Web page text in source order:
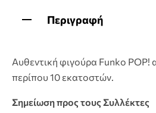
Περιγραφή
Αυθεντική φιγούρα Funko POP!
περίπου 10 εκατοστών.
Σημείωση προς τους Συλλέκτες